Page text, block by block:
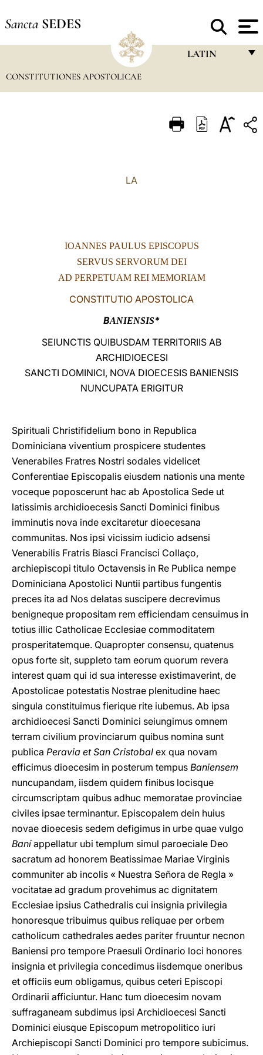
Sancta SEDES
LATIN
ITALIANO
中文
LATINE
CONSTITUTIONES APOSTOLICAE
LA
IOANNES PAULUS EPISCOPUS
SERVUS SERVORUM DEI
AD PERPETUAM REI MEMORIAM
CONSTITUTIO APOSTOLICA
BANIENSIS*
SEIUNCTIS QUIBUSDAM TERRITORIIS AB
ARCHIDIOECESI
SANCTI DOMINICI, NOVA DIOECESIS BANIENSIS
NUNCUPATA ERIGITUR
Spirituali Christifidelium bono in Republica
Dominiciana viventium prospicere studentes
Venerabiles Fratres Nostri sodales videlicet
Conferentiae Episcopalis eiusdem nationis una mente
voceque poposcerunt hac ab Apostolica Sede ut
latissimis archidioecesis Sancti Dominici finibus
imminutis nova inde excitaretur dioecesana
communitas. Nos ipsi vicissim iudicio adsensi
Venerabilis Fratris Biasci Francisci Collaço,
archiepiscopi titulo Octavensis in Re Publica nempe
Dominiciana Apostolici Nuntii partibus fungentis
preces ita ad Nos delatas suscipere decrevimus
benigneque propositam rem efficiendam censuimus in
totius illic Catholicae Ecclesiae commoditatem
prosperitatemque. Quapropter consensu, quatenus
opus forte sit, suppleto tam eorum quorum revera
interest quam qui id sua interesse existimaverint, de
Apostolicae potestatis Nostrae plenitudine haec
singula constituimus fierique rite iubemus. Ab ipsa
archidioecesi Sancti Dominici seiungimus omnem
terram civilium provinciarum quibus nomina sunt
publica Peravia et San Cristobal ex qua novam
efficimus dioecesim in posterum tempus Baniensem
nuncupandam, iisdem quidem finibus locisque
circumscriptam quibus adhuc memoratae provinciae
civiles ipsae terminantur. Episcopalem dein huius
novae dioecesis sedem defigimus in urbe quae vulgo
Baníappellatur ubi templum simul paroeciale Deo
sacratum ad honorem Beatissimae Mariae Virginis
communiter ab incolis « Nuestra Señora de Regla »
vocitatae ad gradum provehimus ac dignitatem
Ecclesiae ipsius Cathedralis cui insignia privilegia
honoresque tribuimus quibus reliquae per orbem
catholicum cathedrales aedes pariter fruuntur necnon
Baniensi pro tempore Praesuli Ordinario loci honores
insignia et privilegia concedimus iisdemque oneribus
et officiis eum obligamus, quibus ceteri Episcopi
Ordinarii afficiuntur. Hanc tum dioecesim novam
suffraganeam subdimus ipsi Archidioecesi Sancti
Dominici eiusque Episcopum metropolitico iuri
Archiepiscopi Sancti Dominici pro tempore subicimus.